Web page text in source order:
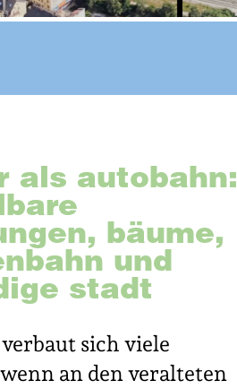
als autobahn:
bäume,
und
stadt
sich viele
an den veralteten